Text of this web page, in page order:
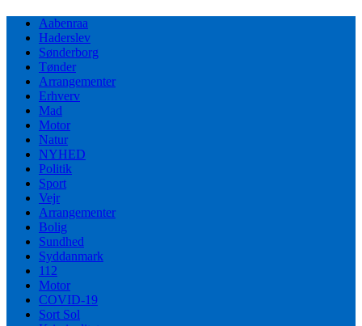
Aabenraa
Haderslev
Sønderborg
Tønder
Arrangementer
Erhverv
Mad
Motor
Natur
NYHED
Politik
Sport
Vejr
Arrangementer
Bolig
Sundhed
Syddanmark
112
Motor
COVID-19
Sort Sol